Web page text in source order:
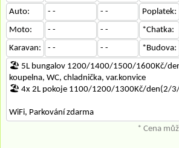
Auto:
- - - - Poplatek:
Moto:
- - - - *Chatka:
Karavan:
- - - - *Budova:
🏖️ 5L bungalov 1200/1400/1500/1600Kč/
koupelna, WC, chladnička, var.konvice
🏖️ 4x 2L pokoje 1100/1200/1300Kč/den(2/
WiFi, Parkování zdarma
* Cena